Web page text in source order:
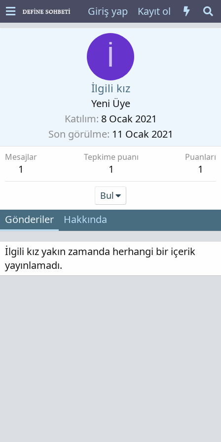
Giriş yap Kayıt ol
İ
İlgili kız
Yeni Üye
Katılım 8 Ocak 2021
Son görülme 11 Ocak 2021
Mesajlar
1
Tepkime puanı
1
Puanları
1
Bul
Gönderiler Hakkında
İlgili kız yakın zamanda herhangi bir içerik
yayınlamadı.